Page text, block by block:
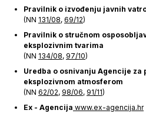
Pravilnik o izvođenju javnih
(NN 131/08, 69/12)
Pravilnik o stručnom
eksplozivnim tvarima
(NN 134/08, 97/10)
Uredba o osnivanju Agencije za
eksplozivnom atmosferom
(NN 62/02, 98/06, 91/11)
Ex - Agencija www.ex-agencija.hr